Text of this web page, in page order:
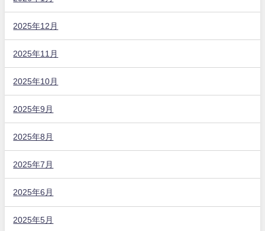
2025年12月
2025年11月
2025年10月
2025年9月
2025年8月
2025年7月
2025年6月
2025年5月